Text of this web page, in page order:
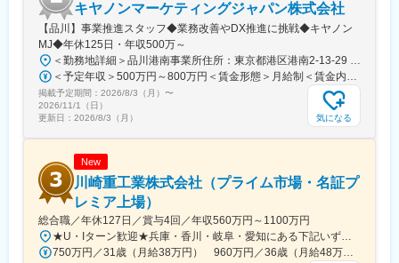
■会社・求人の魅力：
・当社は半世紀を超えてる長い歴史を持ち、金型設計から金属加
工、メッキ処理まで、一貫した部品加工が提案可能です。さら
に、300tのプレス機を海外にも導入していることから、大きな部
品の生産が可能な点も強みです。現在も海外拠点を増やし続けて
グローバルな顧客のニーズにも十分応えうる体制を築いておりま
す。
変更の範囲：会社の定める業務
キヤノンマーケティングジャパン株式会社
【品川】事業推進スタッフ◆業務改善やDX推進に挑戦◆キヤノン
MJ◆年休125日・年収500万～
＜勤務地詳細＞品川港南事業所住所：東京都港区港南2-13-29 キヤノン港南ビル勤務地最寄駅：JR線／品川駅受動喫煙対策：屋内全面禁煙変更の範囲：会社の定める事業所（リモートワーク含む）
＜予定年収＞500万円～800万円＜賃金形態＞月給制＜賃金内訳＞月額（基本給）：280,000円～450,000円＜月給＞280,000円～450,000円＜昇給有無＞有＜残業手当＞有＜給与補足＞※経験・スキル・年齢等を考慮の上、当社規定により決定します。■業績昇給：年1回（4月）■賞与：年2回（6月・12月）賃金はあくまでも目安の金額であり、選考を通じて上下する可能性があります。月給(月額)は固定手当を含めた表記です。
掲載予定期間： 2026/8/3（月） 〜
2026/11/1（日）
更新日： 2026/8/3（月） 気になる
New
川崎重工業株式会社（プライム市場・名証プ
レミア上場）
総合職／年休127日／賞与4回／年収560万円～1100万円
★U・Iターン歓迎★兵庫・香川・岐阜・愛知にある下記いずれかの事業所・神戸工場／兵庫県神戸市中央区・西神工場／兵庫県神戸市西区・西神戸工場／兵庫県神戸市西区・明石工場／兵庫県明石市・播磨工場／兵庫県加古郡・岐阜工場／岐阜県各務原市・名古屋第一工場／愛知県弥富市・名古屋第二工場／愛知県海部郡・坂出工場／香川県坂出市・神戸本社／兵庫県神戸市中央区・東京本社／東京都港区 など※受動喫煙対策実施
750万円／31歳（月給38万円） 960万円／36歳（月給48万円）